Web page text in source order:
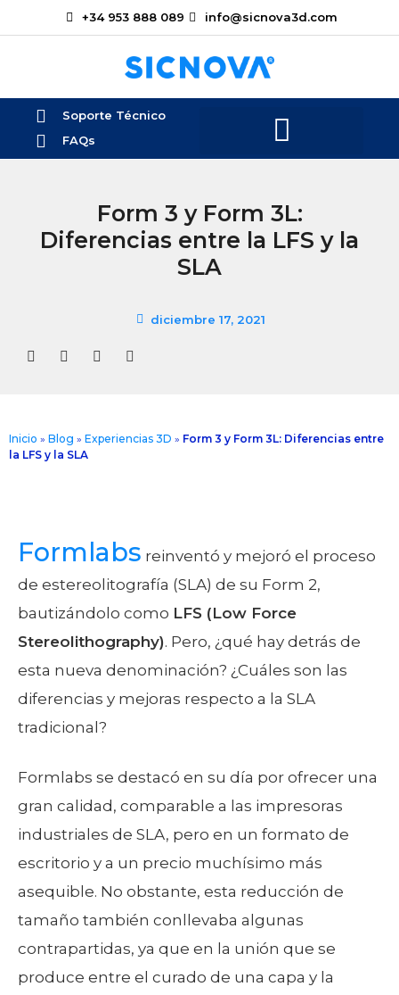
+34 953 888 089 info@sicnova3d.com
Soporte Técnico
FAQs
Form 3 y Form 3L:
Diferencias entre la LFS y la
SLA
diciembre 17, 2021
Inicio » Blog » Experiencias 3D » Form 3 y Form 3L: Diferencias entre
la LFS y la SLA
Formlabs reinventó y mejoró el proceso
de estereolitografía (SLA) de su Form 2,
bautizándolo como LFS (Low Force
Stereolithography). Pero, ¿qué hay detrás de
esta nueva denominación? ¿Cuáles son las
diferencias y mejoras respecto a la SLA
tradicional?
Formlabs se destacó en su día por ofrecer una
gran calidad, comparable a las impresoras
industriales de SLA, pero en un formato de
escritorio y a un precio muchísimo más
asequible. No obstante, esta reducción de
tamaño también conllevaba algunas
contrapartidas, ya que en la unión que se
produce entre el curado de una capa y la